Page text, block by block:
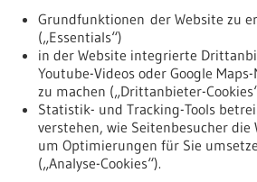
Wissenschaftler vom EMBL und vom
Methode vor, um Stoffwechselprofile
erstellen. Mit dem Verfahren, das
und eine bestimmte Form der
kombiniert, können pro Stunde über
Stoffwechselprodukte und Lipide von
individuellen Zellen analysiert werden.
https://www.gesundheitsindustrie-
bw.de/fachbeitrag/pm/
im-hochdurchsatz
Grundfunktionen der Website zu
(„Essentials“)
in der Website integrierte
Youtube-Videos oder Google
zu machen („Drittanbieter-
Statistik- und Tracking-Tools
verstehen, wie Seitenbesucher die
um Optimierungen für Sie
(„Analyse-Cookies“).